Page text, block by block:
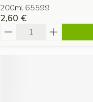
200ml 65599
2,60 €
Quantité